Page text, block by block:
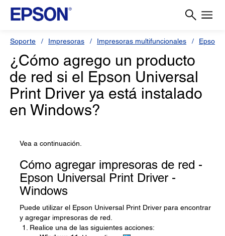
Soporte Impresoras Impresoras multifuncionales Epson
¿Cómo agrego un producto
de red si el Epson Universal
Print Driver ya está instalado
en Windows?
Vea a continuación.
Cómo agregar impresoras de red -
Epson Universal Print Driver -
Windows
Puede utilizar el Epson Universal Print Driver para encontrar
y agregar impresoras de red.
Realice una de las siguientes acciones: